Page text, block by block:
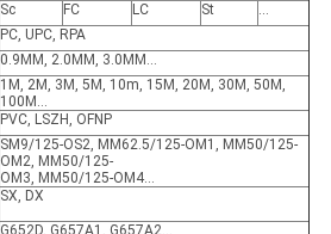
Sc FC LC St
…
PC, UPC, RPA
0.9MM, 2.0MM, 3.0MM…
1M, 2M, 3M, 5M, 10m, 15M, 20M, 30M, 50M,
100M…
PVC, LSZH, OFNP
SM9/125-OS2, MM62.5/125-OM1, MM50/125-
OM2, MM50/125-
OM3, MM50/125-OM4…
SX, DX